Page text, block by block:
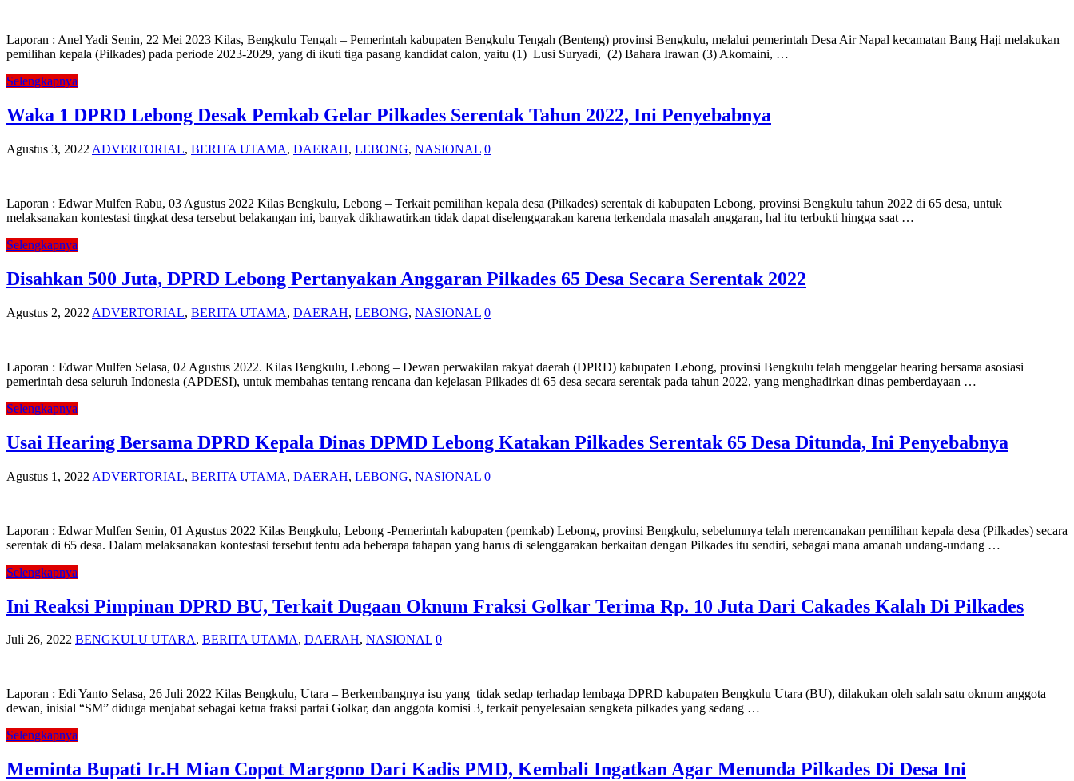
Laporan : Anel Yadi Senin, 22 Mei 2023 Kilas, Bengkulu Tengah – Pemerintah kabupaten Bengkulu Tengah (Benteng) provinsi Bengkulu, melalui pemerintah Desa Air Napal kecamatan Bang Haji melakukan
pemilihan kepala (Pilkades) pada periode 2023-2029, yang di ikuti tiga pasang kandidat calon, yaitu (1) Lusi Suryadi, (2) Bahara Irawan (3) Akomaini, …
Selengkapnya
Waka 1 DPRD Lebong Desak Pemkab Gelar Pilkades Serentak Tahun 2022, Ini Penyebabnya
Agustus 3, 2022 ADVERTORIAL, BERITA UTAMA, DAERAH, LEBONG, NASIONAL 0
Laporan : Edwar Mulfen Rabu, 03 Agustus 2022 Kilas Bengkulu, Lebong – Terkait pemilihan kepala desa (Pilkades) serentak di kabupaten Lebong, provinsi Bengkulu tahun 2022 di 65 desa, untuk
melaksanakan kontestasi tingkat desa tersebut belakangan ini, banyak dikhawatirkan tidak dapat diselenggarakan karena terkendala masalah anggaran, hal itu terbukti hingga saat …
Selengkapnya
Disahkan 500 Juta, DPRD Lebong Pertanyakan Anggaran Pilkades 65 Desa Secara Serentak 2022
Agustus 2, 2022 ADVERTORIAL, BERITA UTAMA, DAERAH, LEBONG, NASIONAL 0
Laporan : Edwar Mulfen Selasa, 02 Agustus 2022. Kilas Bengkulu, Lebong – Dewan perwakilan rakyat daerah (DPRD) kabupaten Lebong, provinsi Bengkulu telah menggelar hearing bersama asosiasi
pemerintah desa seluruh Indonesia (APDESI), untuk membahas tentang rencana dan kejelasan Pilkades di 65 desa secara serentak pada tahun 2022, yang menghadirkan dinas pemberdayaan …
Selengkapnya
Usai Hearing Bersama DPRD Kepala Dinas DPMD Lebong Katakan Pilkades Serentak 65 Desa Ditunda, Ini Penyebabnya
Agustus 1, 2022 ADVERTORIAL, BERITA UTAMA, DAERAH, LEBONG, NASIONAL 0
Laporan : Edwar Mulfen Senin, 01 Agustus 2022 Kilas Bengkulu, Lebong -Pemerintah kabupaten (pemkab) Lebong, provinsi Bengkulu, sebelumnya telah merencanakan pemilihan kepala desa (Pilkades) secara
serentak di 65 desa. Dalam melaksanakan kontestasi tersebut tentu ada beberapa tahapan yang harus di selenggarakan berkaitan dengan Pilkades itu sendiri, sebagai mana amanah undang-undang …
Selengkapnya
Ini Reaksi Pimpinan DPRD BU, Terkait Dugaan Oknum Fraksi Golkar Terima Rp. 10 Juta Dari Cakades Kalah Di Pilkades
Juli 26, 2022 BENGKULU UTARA, BERITA UTAMA, DAERAH, NASIONAL 0
Laporan : Edi Yanto Selasa, 26 Juli 2022 Kilas Bengkulu, Utara – Berkembangnya isu yang tidak sedap terhadap lembaga DPRD kabupaten Bengkulu Utara (BU), dilakukan oleh salah satu oknum anggota
dewan, inisial “SM” diduga menjabat sebagai ketua fraksi partai Golkar, dan anggota komisi 3, terkait penyelesaian sengketa pilkades yang sedang …
Selengkapnya
Meminta Bupati Ir.H Mian Copot Margono Dari Kadis PMD, Kembali Ingatkan Agar Menunda Pilkades Di Desa Ini